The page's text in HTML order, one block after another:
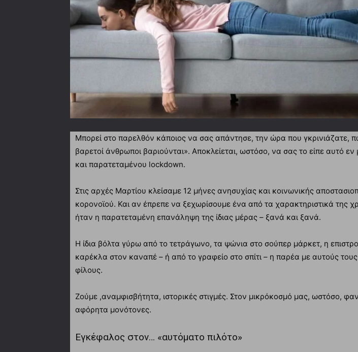
Μπορεί στο παρελθόν κάποιος να σας απάντησε, την ώρα που γκρινιάζατε,
βαρετοί άνθρωποι βαριούνται». Αποκλείεται, ωστόσο, να σας το είπε αυτό
και παρατεταμένου lockdown.
Στις αρχές Μαρτίου κλείσαμε 12 μήνες ανησυχίας και κοινωνικής
κορονοϊού. Και αν έπρεπε να ξεχωρίσουμε ένα από τα χαρακτηριστικά της
ήταν η παρατεταμένη επανάληψη της ίδιας μέρας – ξανά και ξανά.
Η ίδια βόλτα γύρω από το τετράγωνο, τα ψώνια στο σούπερ μάρκετ, η
καρέκλα στον καναπέ – ή από το γραφείο στο σπίτι – η παρέα με αυτούς τους
φίλους.
Ζούμε ,αναμφισβήτητα, ιστορικές στιγμές. Στον μικρόκοσμό μας, ωστόσο,
αφόρητα μονότονες.
Εγκέφαλος στον… «αυτόματο πιλότο»